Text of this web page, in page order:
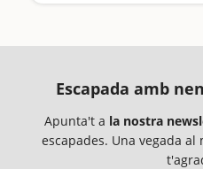
Escapada amb
Apunta't a la nostra
escapades. Una vegada